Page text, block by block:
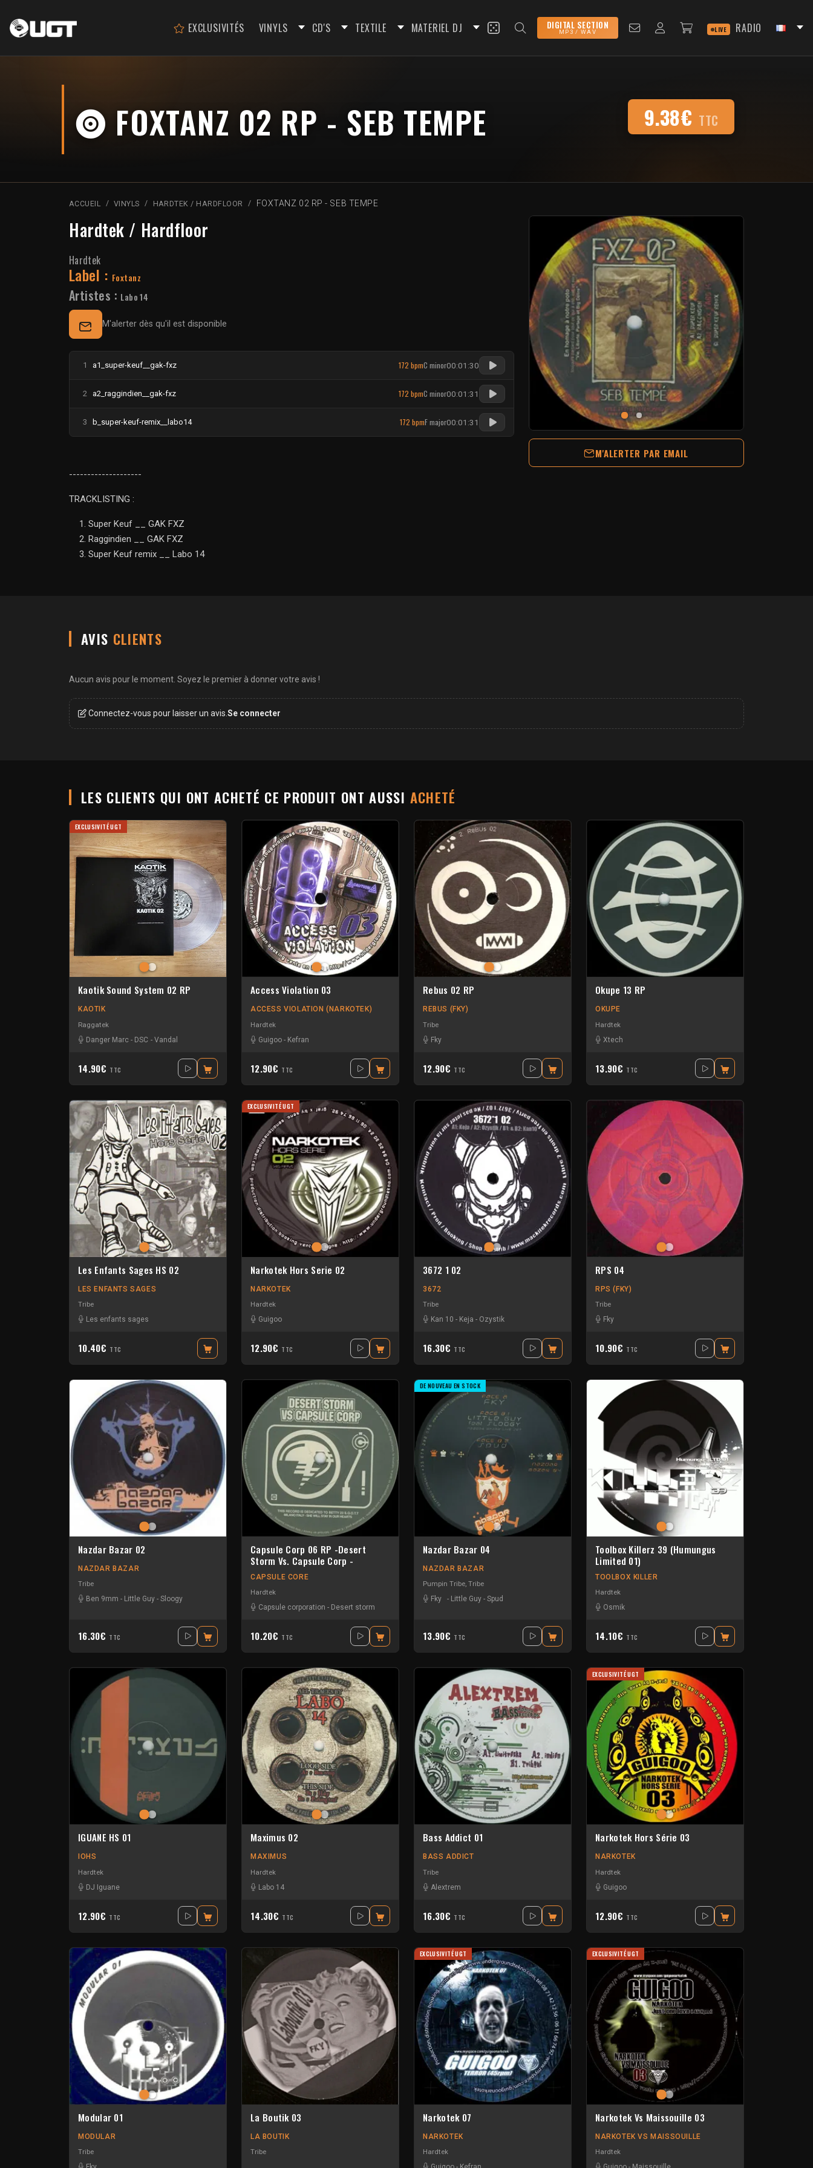
EXCLUSIVITÉS VINYLS CD'S TEXTILE MATERIEL DJ DIGITAL SECTION
MP3 / WAV LIVE RADIO
FOXTANZ 02 RP - SEB TEMPE 9.38€ TTC
ACCUEIL VINYLS HARDTEK / HARDFLOOR FOXTANZ 02 RP - SEB TEMPE
Hardtek / Hardfloor
Hardtek
Label : Foxtanz
Artistes : Labo 14
M'alerter dès qu'il est disponible
1 a1_super-keuf__gak-fxz 172 bpmC minor00:01:30
2 a2_raggindien__gak-fxz 172 bpmC minor00:01:31
3 b_super-keuf-remix__labo14 172 bpmF major00:01:31
--------------------
TRACKLISTING :
Super Keuf __ GAK FXZ
Raggindien __ GAK FXZ
Super Keuf remix __ Labo 14
M'ALERTER PAR EMAIL
AVIS CLIENTS
Aucun avis pour le moment. Soyez le premier à donner votre avis !
Connectez-vous pour laisser un avis.Se connecter
LES CLIENTS QUI ONT ACHETÉ CE PRODUIT ONT AUSSI ACHETÉ
EXCLUSIVITÉ UGT
Kaotik Sound System 02 RP
KAOTIK
Raggatek
Danger Marc - DSC - Vandal
14.90€ TTC
Access Violation 03
ACCESS VIOLATION (NARKOTEK)
Hardtek
Guigoo - Kefran
12.90€ TTC
Rebus 02 RP
REBUS (FKY)
Tribe
Fky
12.90€ TTC
Okupe 13 RP
OKUPE
Hardtek
Xtech
13.90€ TTC
Les Enfants Sages HS 02
LES ENFANTS SAGES
Tribe
Les enfants sages
10.40€ TTC
EXCLUSIVITÉ UGT
Narkotek Hors Serie 02
NARKOTEK
Hardtek
Guigoo
12.90€ TTC
3672 1 02
3672
Tribe
Kan 10 - Keja - Ozystik
16.30€ TTC
RPS 04
RPS (FKY)
Tribe
Fky
10.90€ TTC
Nazdar Bazar 02
NAZDAR BAZAR
Tribe
Ben 9mm - Little Guy - Sloogy
16.30€ TTC
Capsule Corp 06 RP -Desert
Storm Vs. Capsule Corp -
CAPSULE CORE
Hardtek
Capsule corporation - Desert storm
10.20€ TTC
DE NOUVEAU EN STOCK
Nazdar Bazar 04
NAZDAR BAZAR
Pumpin Tribe, Tribe
Fky
- Little Guy - Spud
13.90€ TTC
Toolbox Killerz 39 (Humungus
Limited 01)
TOOLBOX KILLER
Hardtek
Osmik
14.10€ TTC
IGUANE HS 01
IOHS
Hardtek
DJ Iguane
12.90€ TTC
Maximus 02
MAXIMUS
Hardtek
Labo 14
14.30€ TTC
Bass Addict 01
BASS ADDICT
Tribe
Alextrem
16.30€ TTC
EXCLUSIVITÉ UGT
Narkotek Hors Série 03
NARKOTEK
Hardtek
Guigoo
12.90€ TTC
Modular 01
MODULAR
Tribe
La Boutik 03
LA BOUTIK
Tribe
EXCLUSIVITÉ UGT
Narkotek 07
NARKOTEK
Hardtek
EXCLUSIVITÉ UGT
Narkotek Vs Maissouille 03
NARKOTEK VS MAISSOUILLE
Hardtek